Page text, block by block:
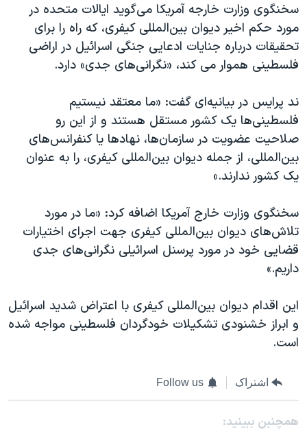
تریبونال مردمی آبان ۹۸
دادگاه حمید نوری
چهل سال گروگان‌گیری
اعتراضات مردمی آبان ۹۸
اسرائیل در جنگ
نرگس محمدی برنده جایزه نوبل صلح
همایش محافظه‌کاران آمریکا «سی‌پک»
صفحه‌های ویژه
سفر پرزیدنت ترامپ به چین
سخنگوی وزارت خارجه آمریکا می‌گوید ایالات متحده در
مورد حکم اخیر دیوان بین‌المللی کیفری، که راه را برای
تحقیقات درباره جنایات ادعایی جنگی اسرائیل در اراضی
فلسطینی هموار می کند، «نگرانی‌های جدی» دارد.
ند پرایس در بیانیه‌ای گفت: «ما معتقد نیستیم
فلسطینی‌ها یک کشور مستقل هستند و از این رو
صلاحیت عضویت در سازمان‌ها، نهادها یا کنفرانس‌های
بین‌المللی، از جمله دیوان بین‌المللی کیفری، را به عنوان
یک کشور ندارند.»
سخنگوی وزارت خارج آمریکا اضافه کرد: «ما در مورد
تلاش‌های دیوان بین‌المللی کیفری جهت اجرای اختیارات
قضایی خود در مورد پرسنل اسرائیلی نگرانی‌های جدی
داریم.»
این اقدام دیوان بین‌المللی کیفری با اعتراض شدید اسرائیل
و ابراز خشنودی تشکیلات خودگردان فلسطینی مواجه شده
است.
اشتراک Follow us
همچنبن ببینید: